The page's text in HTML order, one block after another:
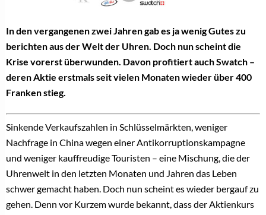
In den vergangenen zwei Jahren gab es ja wenig Gutes zu
berichten aus der Welt der Uhren. Doch nun scheint die
Krise vorerst überwunden. Davon profitiert auch Swatch –
deren Aktie erstmals seit vielen Monaten wieder über 400
Franken stieg.
Sinkende Verkaufszahlen in Schlüsselmärkten, weniger
Nachfrage in China wegen einer Antikorruptionskampagne
und weniger kauffreudige Touristen – eine Mischung, die der
Uhrenwelt in den letzten Monaten und Jahren das Leben
schwer gemacht haben. Doch nun scheint es wieder bergauf zu
gehen. Denn vor Kurzem wurde bekannt, dass der Aktienkurs